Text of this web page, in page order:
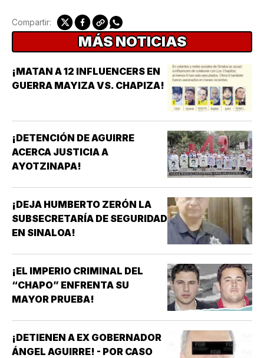
Compartir:
MÁS NOTICIAS
¡MATAN A 12 INFLUENCERS EN
GUERRA MAYIZA VS. CHAPIZA!
¡DETENCIÓN DE AGUIRRE
ACERCA JUSTICIA A
AYOTZINAPA!
¡DEJA HUMBERTO ZERÓN LA
SUBSECRETARÍA DE SEGURIDAD
EN SINALOA!
¡EL IMPERIO CRIMINAL DEL
“CHAPO” ENFRENTA SU
MAYOR PRUEBA!
¡DETIENEN A EX GOBERNADOR
ÁNGEL AGUIRRE! - POR CASO